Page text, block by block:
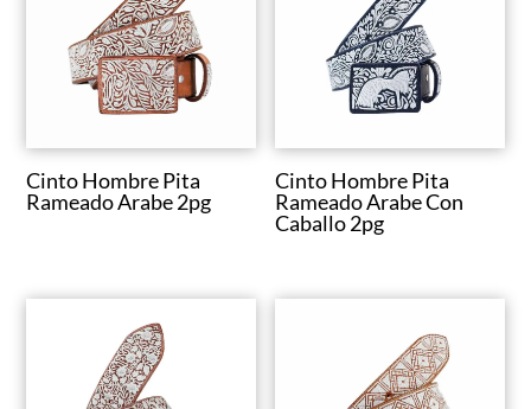
Cinto Hombre Pita
Rameado Arabe 2pg
Cinto Hombre Pita
Rameado Arabe Con
Caballo 2pg